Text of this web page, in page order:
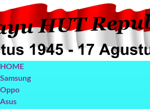
HOME
Samsung
Oppo
Asus